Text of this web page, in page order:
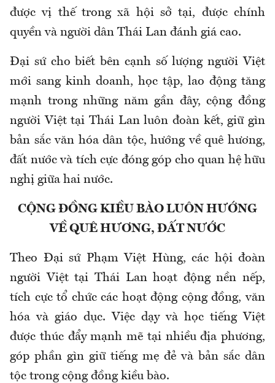
được vị thế trong xã hội sở tại, được chính
quyền và người dân Thái Lan đánh giá cao.
Đại sứ cho biết bên cạnh số lượng người Việt
mới sang kinh doanh, học tập, lao động tăng
mạnh trong những năm gần đây, cộng đồng
người Việt tại Thái Lan luôn đoàn kết, giữ gìn
bản sắc văn hóa dân tộc, hướng về quê hương,
đất nước và tích cực đóng góp cho quan hệ hữu
nghị giữa hai nước.
CỘNG ĐỒNG KIỀU BÀO LUÔN HƯỚNG
VỀ QUÊ HƯƠNG, ĐẤT NƯỚC
Theo Đại sứ Phạm Việt Hùng, các hội đoàn
người Việt tại Thái Lan hoạt động nền nếp,
tích cực tổ chức các hoạt động cộng đồng, văn
hóa và giáo dục. Việc dạy và học tiếng Việt
được thúc đẩy mạnh mẽ tại nhiều địa phương,
góp phần gìn giữ tiếng mẹ đẻ và bản sắc dân
tộc trong cộng đồng kiều bào.